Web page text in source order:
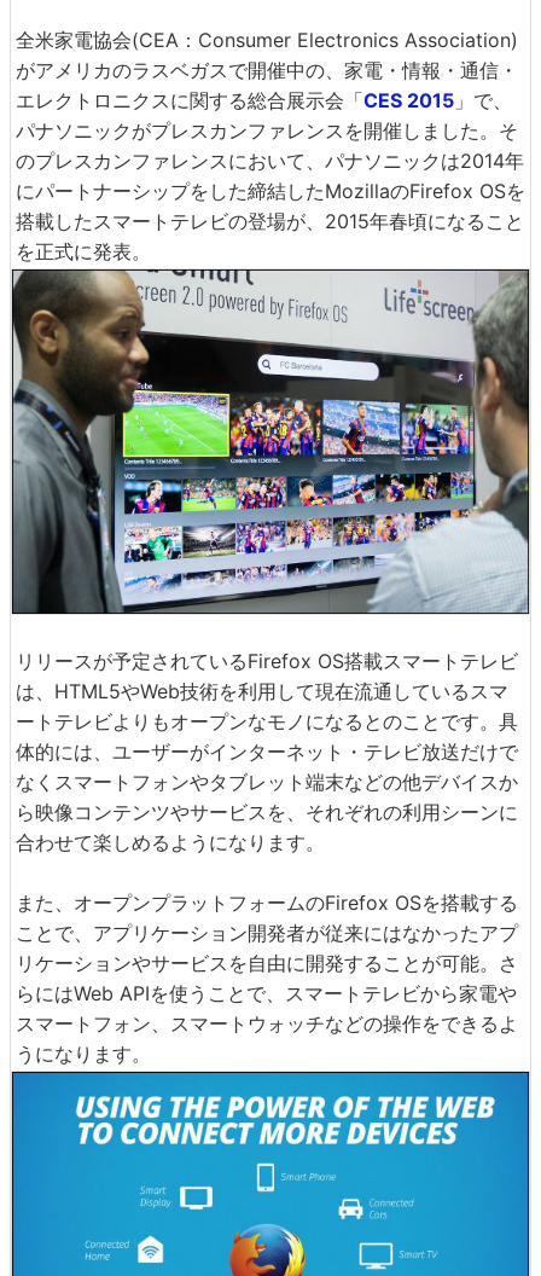
全米家電協会(CEA：Consumer Electronics Association)
がアメリカのラスベガスで開催中の、家電・情報・通信・
エレクトロニクスに関する総合展示会「CES 2015 」で、
パナソニックがプレスカンファレンスを開催しました。そ
のプレスカンファレンスにおいて、パナソニックは2014年
にパートナーシップをした締結したMozillaのFirefox OSを
搭載したスマートテレビの登場が、2015年春頃になること
を正式に発表。
リリースが予定されているFirefox OS搭載スマートテレビ
は、HTML5やWeb技術を利用して現在流通しているスマ
ートテレビよりもオープンなモノになるとのことです。具
体的には、ユーザーがインターネット・テレビ放送だけで
なくスマートフォンやタブレット端末などの他デバイスか
ら映像コンテンツやサービスを、それぞれの利用シーンに
合わせて楽しめるようになります。
また、オープンプラットフォームのFirefox OSを搭載する
ことで、アプリケーション開発者が従来にはなかったアプ
リケーションやサービスを自由に開発することが可能。さ
らにはWeb APIを使うことで、スマートテレビから家電や
スマートフォン、スマートウォッチなどの操作をできるよ
うになります。